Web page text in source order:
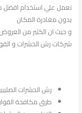
نعمل علي استخدام افضل
بدون مغادرة المكان
و حيث ان الكثير من العروض
شركات رش الحشرات و
رش الحشرات
طرق مكافحة